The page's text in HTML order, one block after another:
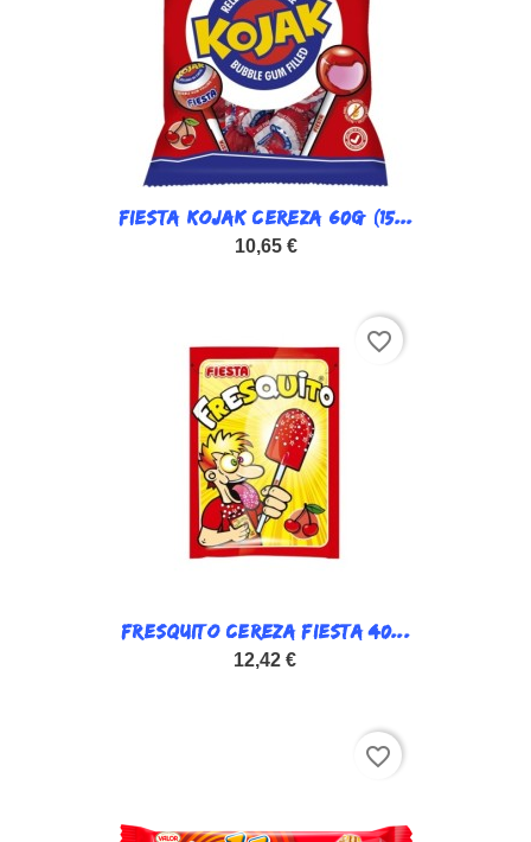
FIESTA KOJAK CEREZA 60G (15...
10,65 €
FRESQUITO CEREZA FIESTA 40...
12,42 €
favorite_border
favorite_border